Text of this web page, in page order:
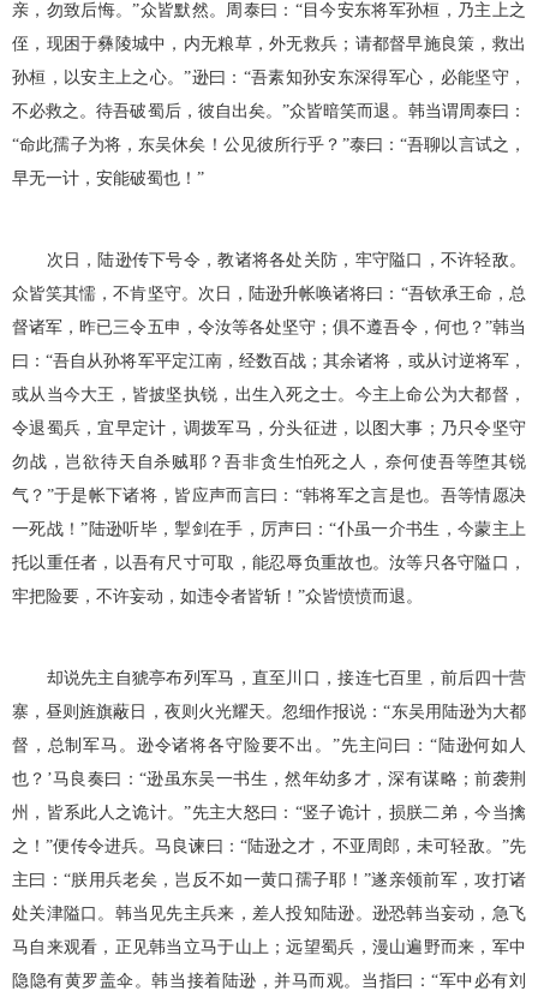
亲，勿致后悔。”众皆默然。周泰曰：“目今安东将军孙桓，乃主上之
侄，现困于彝陵城中，内无粮草，外无救兵；请都督早施良策，救出
孙桓，以安主上之心。”逊曰：“吾素知孙安东深得军心，必能坚守，
不必救之。待吾破蜀后，彼自出矣。”众皆暗笑而退。韩当谓周泰曰：
“命此孺子为将，东吴休矣！公见彼所行乎？”泰曰：“吾聊以言试之，
早无一计，安能破蜀也！”
次日，陆逊传下号令，教诸将各处关防，牢守隘口，不许轻敌。
众皆笑其懦，不肯坚守。次日，陆逊升帐唤诸将曰：“吾钦承王命，总
督诸军，昨已三令五申，令汝等各处坚守；俱不遵吾令，何也？”韩当
曰：“吾自从孙将军平定江南，经数百战；其余诸将，或从讨逆将军，
或从当今大王，皆披坚执锐，出生入死之士。今主上命公为大都督，
令退蜀兵，宜早定计，调拨军马，分头征进，以图大事；乃只令坚守
勿战，岂欲待天自杀贼耶？吾非贪生怕死之人，奈何使吾等堕其锐
气？”于是帐下诸将，皆应声而言曰：“韩将军之言是也。吾等情愿决
一死战！”陆逊听毕，掣剑在手，厉声曰：“仆虽一介书生，今蒙主上
托以重任者，以吾有尺寸可取，能忍辱负重故也。汝等只各守隘口，
牢把险要，不许妄动，如违令者皆斩！”众皆愤愤而退。
却说先主自猇亭布列军马，直至川口，接连七百里，前后四十营
寨，昼则旌旗蔽日，夜则火光耀天。忽细作报说：“东吴用陆逊为大都
督，总制军马。逊令诸将各守险要不出。”先主问曰：“陆逊何如人
也？’马良奏曰：“逊虽东吴一书生，然年幼多才，深有谋略；前袭荆
州，皆系此人之诡计。”先主大怒曰：“竖子诡计，损朕二弟，今当擒
之！”便传令进兵。马良谏曰：“陆逊之才，不亚周郎，未可轻敌。”先
主曰：“朕用兵老矣，岂反不如一黄口孺子耶！”遂亲领前军，攻打诸
处关津隘口。韩当见先主兵来，差人投知陆逊。逊恐韩当妄动，急飞
马自来观看，正见韩当立马于山上；远望蜀兵，漫山遍野而来，军中
隐隐有黄罗盖伞。韩当接着陆逊，并马而观。当指曰：“军中必有刘